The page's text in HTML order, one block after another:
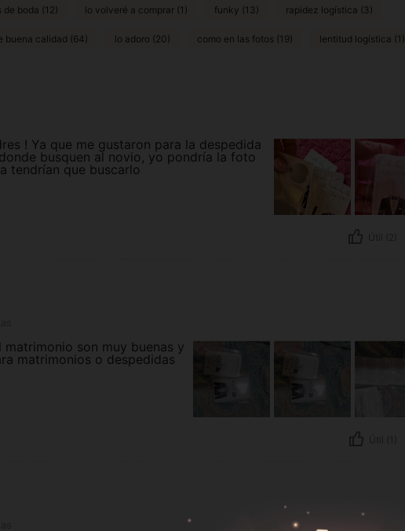
de boda (12) lo volveré a comprar (1) funky (13) rapidez logística (3)
buena calidad (64) lo adoro (20) como en las fotos (19) lentitud logística (1)
! Ya que me gustaron para la despedida
busquen al novio, yo pondría la foto
tendrían que buscarlo
son muy buenas y
matrimonios o despedidas